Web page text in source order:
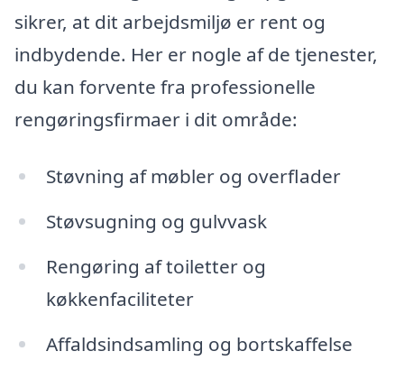
sikrer, at dit arbejdsmiljø er rent og
indbydende. Her er nogle af de tjenester,
du kan forvente fra professionelle
rengøringsfirmaer i dit område:
Støvning af møbler og overflader
Støvsugning og gulvvask
Rengøring af toiletter og
køkkenfaciliteter
Affaldsindsamling og bortskaffelse